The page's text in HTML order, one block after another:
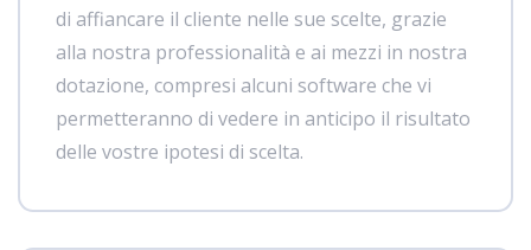
di affiancare il cliente nelle sue scelte, grazie
alla nostra professionalità e ai mezzi in nostra
dotazione, compresi alcuni software che vi
permetteranno di vedere in anticipo il risultato
delle vostre ipotesi di scelta.